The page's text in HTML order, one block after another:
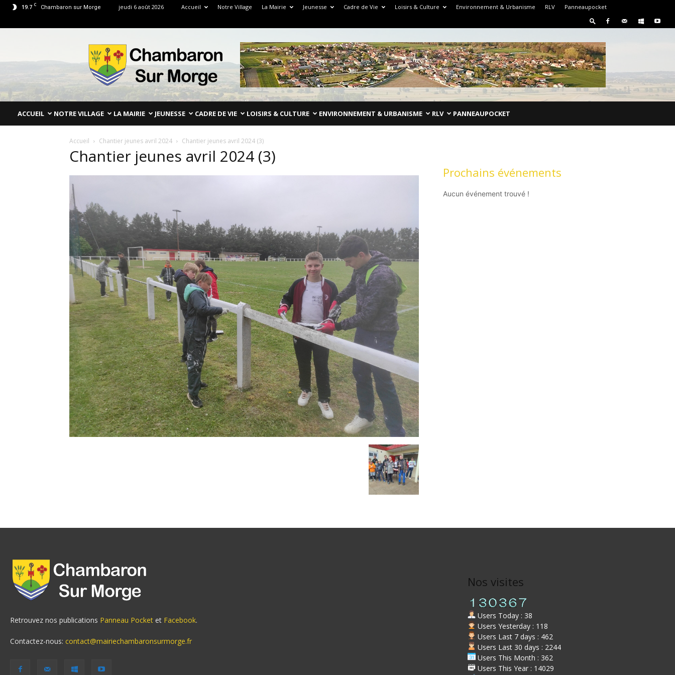
19.7 C Chambaron sur Morge jeudi 6 août 2026 Accueil Notre Village La Mairie Jeunesse Cadre de Vie Loisirs & Culture Environnement & Urbanisme RLV Panneaupocket
Mairie
de
Chambaron
Sur
Morge
Puy
de
ACCUEIL NOTRE VILLAGE LA MAIRIE JEUNESSE CADRE DE VIE LOISIRS & CULTURE ENVIRONNEMENT & URBANISME RLV PANNEAUPOCKET
Accueil Chantier jeunes avril 2024 Chantier jeunes avril 2024 (3)
Chantier jeunes avril 2024 (3)
Prochains événements
Aucun événement trouvé !
Retrouvez nos publications Panneau Pocket et Facebook.
Contactez-nous: contact@mairiechambaronsurmorge.fr
Nos visites
Users Today : 38
Users Yesterday : 118
Users Last 7 days : 462
Users Last 30 days : 2244
Users This Month : 362
Users This Year : 14029